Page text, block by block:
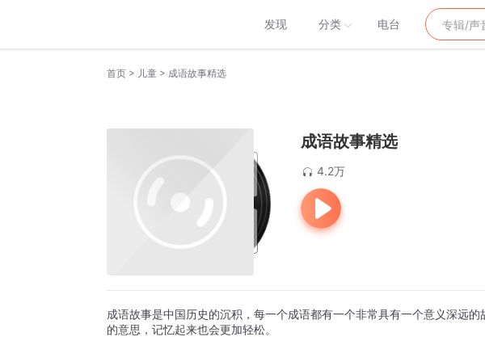
发现 分类 电台
首页 > 儿童 > 成语故事精选
成语故事精选
4.2万
成语故事是中国历史的沉积，每一个成语都有一个非常具有一个意义深远
的意思，记忆起来也会更加轻松。